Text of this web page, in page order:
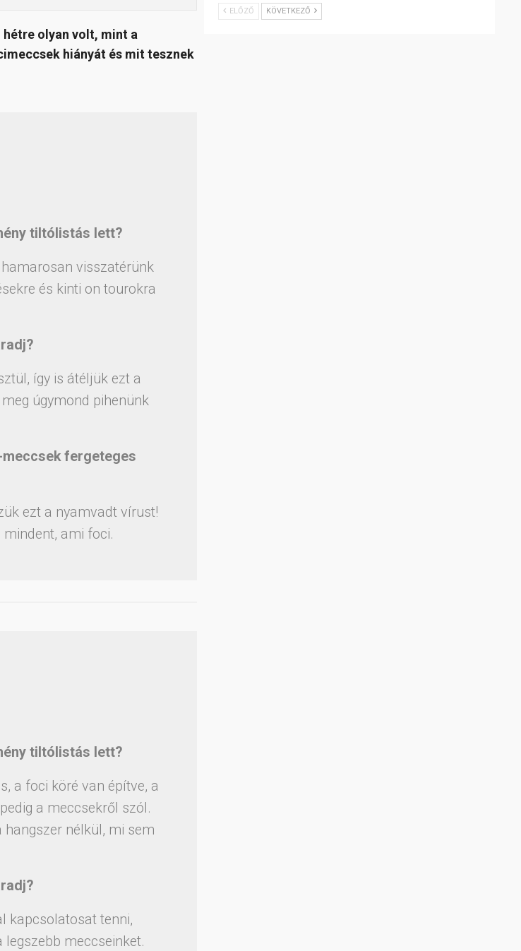
olyan volt, mint a
hiányát és mit tesznek
tiltólistás lett?
visszatérünk
és kinti on tourokra
így is átéljük ezt a
úgymond pihenünk
meccsek fergeteges
ezt a nyamvadt vírust!
ami foci.
tiltólistás lett?
a foci köré van építve, a
a meccsekről szól.
hangszer nélkül, mi sem
kapcsolatosat tenni,
meccseinket.
ELŐZŐ KÖVETKEZŐ